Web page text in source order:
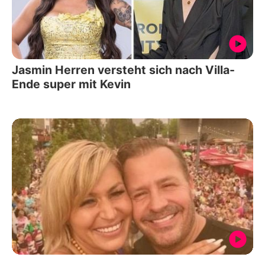
Jasmin Herren versteht sich nach Villa-
Ende super mit Kevin